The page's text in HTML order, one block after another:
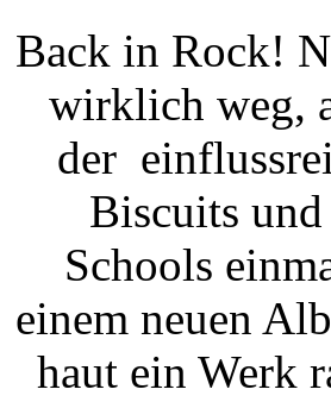
Back in Rock!
wirklich weg,
der
Biscuits
Schools
einem neuen
haut ein Werk